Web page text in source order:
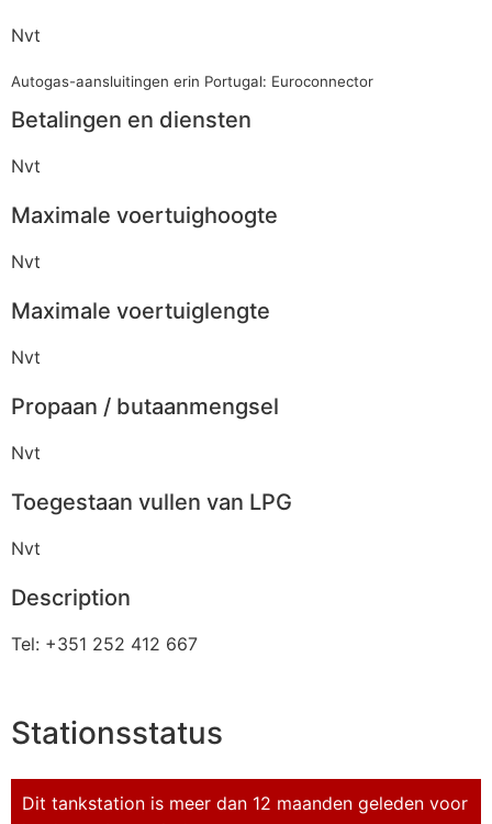
Nvt
Autogas-aansluitingen erin Portugal: Euroconnector
Betalingen en diensten
Nvt
Maximale voertuighoogte
Nvt
Maximale voertuiglengte
Nvt
Propaan / butaanmengsel
Nvt
Toegestaan vullen van LPG
Nvt
Description
Tel: +351 252 412 667
Stationsstatus
Dit tankstation is meer dan 12 maanden geleden voor